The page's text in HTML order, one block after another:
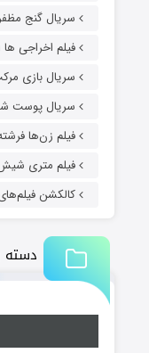
سریال گنج مظفر
فیلم اخراجی ها ۱
سریال بازی
سریال پوست
فیلم زن‌ها
فیلم متری
کالکشن
دسته